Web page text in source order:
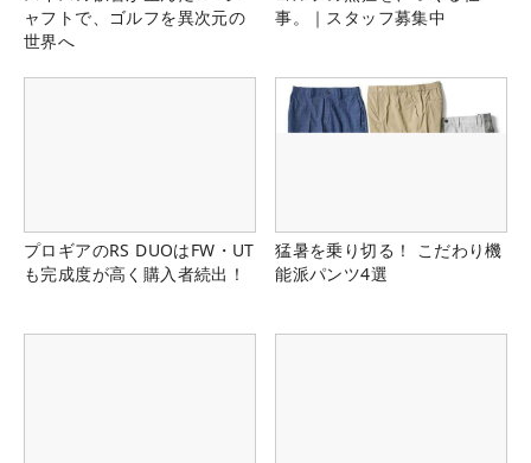
ャフトで、ゴルフを異次元の
世界へ
事。｜スタッフ募集中
プロギアのRS DUOはFW・UT
も完成度が高く購入者続出！
猛暑を乗り切る！ こだわり機
能派パンツ4選